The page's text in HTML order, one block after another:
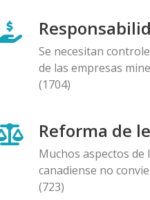
canadiense
27.11.2025
AMIGOS DE ALERTA MINERA
La Federación de
de defensores del agua
contaminación minera en
25.11.2025
Se necesitan
de las empresas
(1704)
Reforma de
Muchos aspectos de
canadiense no
(723)